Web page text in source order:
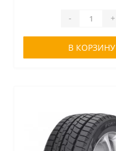
- +
В КОРЗИНУ